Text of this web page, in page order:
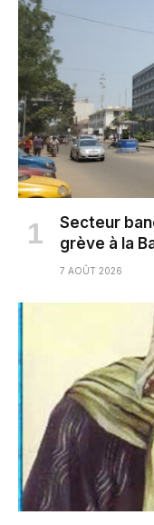
Secteur
grève à la
7 AOÛT 2026